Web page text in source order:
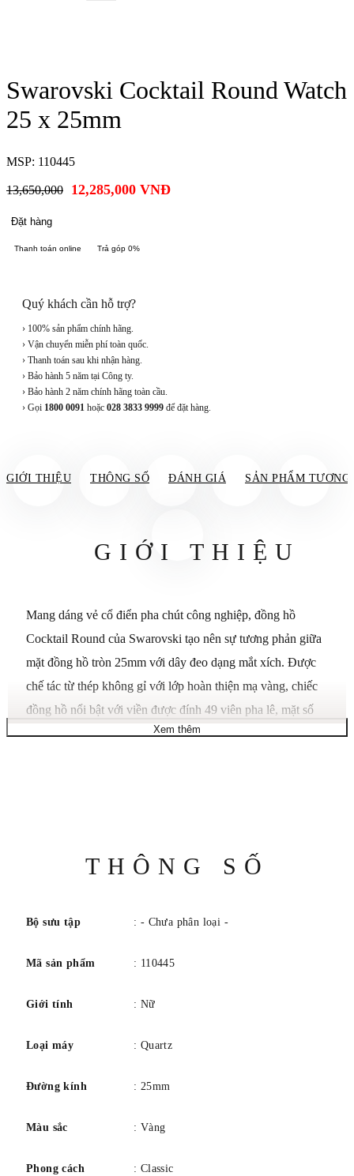
Swarovski Cocktail Round Watch
25 x 25mm
MSP: 110445
13,650,000 12,285,000 VNĐ
Đặt hàng
Thanh toán online Trả góp 0%
Quý khách cần hỗ trợ?
› 100% sản phẩm chính hãng.
› Vận chuyển miễn phí toàn quốc.
› Thanh toán sau khi nhận hàng.
› Bảo hành 5 năm tại Công ty.
› Bảo hành 2 năm chính hãng toàn cầu.
› Gọi 1800 0091 hoặc 028 3833 9999 để đặt hàng.
GIỚI THIỆU THÔNG SỐ ĐÁNH GIÁ SẢN PHẨM TƯƠNG
GIỚI THIỆU
Mang dáng vẻ cổ điển pha chút công nghiệp, đồng hồ
Cocktail Round của Swarovski tạo nên sự tương phản giữa
mặt đồng hồ tròn 25mm với dây đeo dạng mắt xích. Được
chế tác từ thép không gỉ với lớp hoàn thiện mạ vàng, chiếc
đồng hồ nổi bật với viền được đính 49 viên pha lê, mặt số
tối giản kiểu tia nắng và khoảng 150 viên pha lê khác được
đeo (tối thiểu - tối đa): 15,5 - 17,5 cm. Chiều rộng dây đeo:
0,9 cm. Chất liệu: Pha lê, PVD mạ vàng, thép không gỉ.
Pha lê. Máy: Quartz
Xem thêm
THÔNG SỐ
Bộ sưu tập : - Chưa phân loại -
Mã sản phẩm : 110445
Giới tính : Nữ
Loại máy : Quartz
Đường kính : 25mm
Màu sắc : Vàng
Phong cách : Classic